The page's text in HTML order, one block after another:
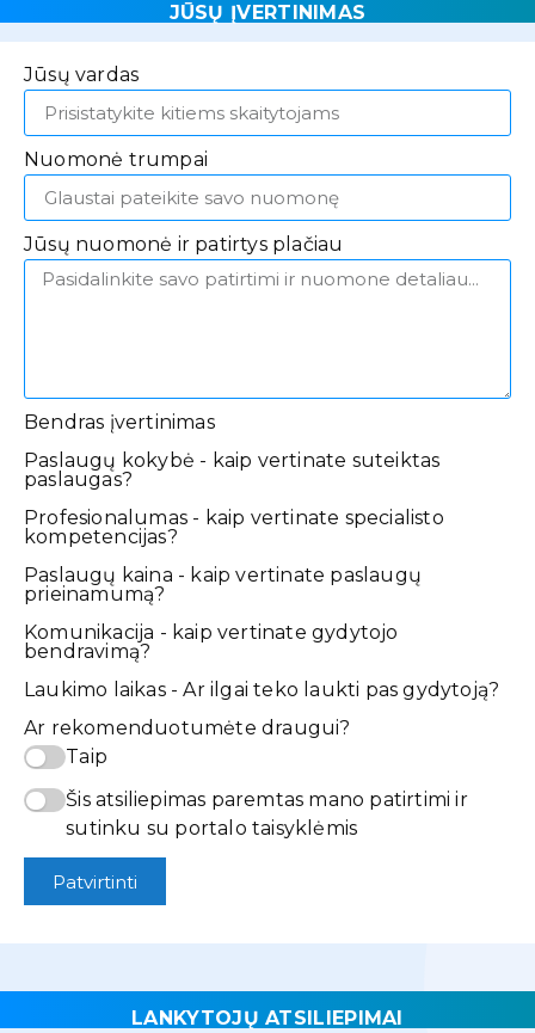
JŪSŲ ĮVERTINIMAS
Jūsų vardas
Nuomonė trumpai
Jūsų nuomonė ir patirtys plačiau
Bendras įvertinimas
Paslaugų kokybė - kaip vertinate suteiktas
paslaugas?
Profesionalumas - kaip vertinate specialisto
kompetencijas?
Paslaugų kaina - kaip vertinate paslaugų
prieinamumą?
Komunikacija - kaip vertinate gydytojo
bendravimą?
Laukimo laikas - Ar ilgai teko laukti pas gydytoją?
Ar rekomenduotumėte draugui?
Taip
Šis atsiliepimas paremtas mano patirtimi ir
sutinku su portalo taisyklėmis
Patvirtinti
LANKYTOJŲ ATSILIEPIMAI